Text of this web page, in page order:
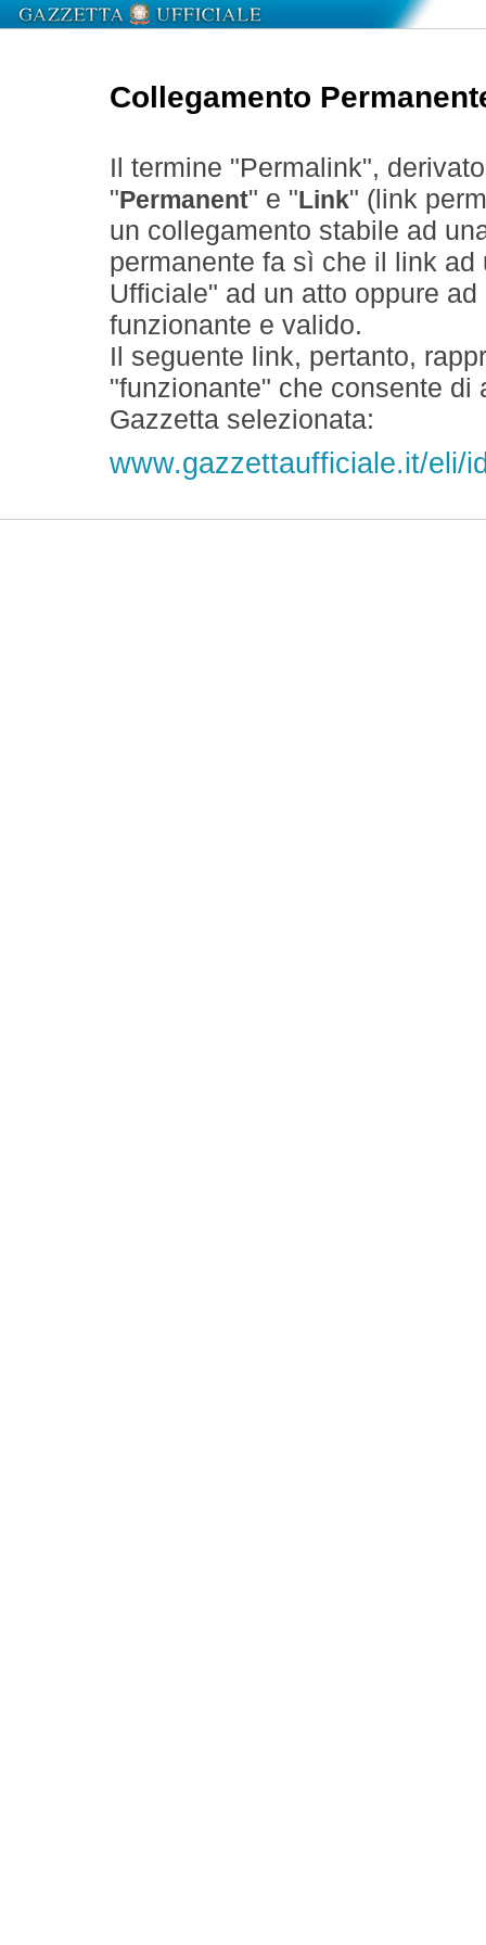
Collegamento
Il termine "Permalink",
" Permanent" e " Link" (link
un collegamento stabile ad
permanente fa sì che il link
Ufficiale" ad un atto oppure
funzionante e valido.
Il seguente link, pertanto,
"funzionante" che consente
Gazzetta selezionata:
www.gazzettaufficiale.it/eli/